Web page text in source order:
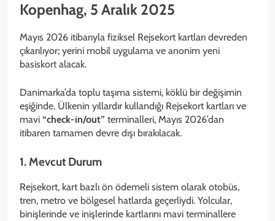
Kopenhag, 5 Aralık 2025
Mayıs 2026 itibarıyla fiziksel Rejsekort kartları devreden
çıkarılıyor; yerini mobil uygulama ve anonim yeni
basiskort alacak.
Danimarka’da toplu taşıma sistemi, köklü bir değişimin
eşiğinde. Ülkenin yıllardır kullandığı Rejsekort kartları ve
mavi “check-in/out” terminalleri, Mayıs 2026’dan
itibaren tamamen devre dışı bırakılacak.
1. Mevcut Durum
Rejsekort, kart bazlı ön ödemeli sistem olarak otobüs,
tren, metro ve bölgesel hatlarda geçerliydi. Yolcular,
binişlerinde ve inişlerinde kartlarını mavi terminallere